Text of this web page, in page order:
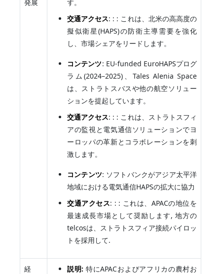
発展
す。
交通アクセス: : : これは、北米の高高度の
擬似衛星(HAPS)の防衛主導需要を強化
し、市場シェアをリードします。
コンテンツ: EU-funded EuroHAPSプログ
ラム(2024–2025)、Tales Alenia Space
は、ストラトスバスや他の航空ソリュー
ションを提起しています。
交通アクセス: : : これは、ストラトスフィ
アの監視と電気通信ソリューションでヨ
ーロッパの革新とコラボレーションを刺
激します。
コンテンツ: ソフトバンクがアジア太平洋
地域における電気通信HAPSの拡大に協力
交通アクセス: : : これは、APACの地位を
最速成長市場として奨励します, 地方の
telcosは、ストラトスフィア接続パイロッ
トを採用して.
経
説明:特にAPACおよびアフリカの農村お